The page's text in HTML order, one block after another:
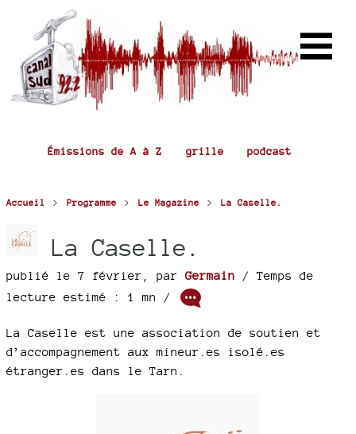
Émissions de A à Z grille podcast
Accueil > Programme > Le Magazine > La Caselle.
La Caselle.
publié le 7 février parGermain / Temps de
lecture estimé : 1 mn /
La Caselle est une association de soutien et
d’accompagnement aux mineur.es isolé.es
étranger.es dans le Tarn.